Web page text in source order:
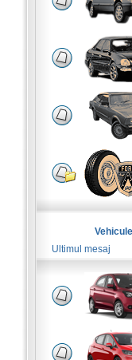
Ultimul mesaj